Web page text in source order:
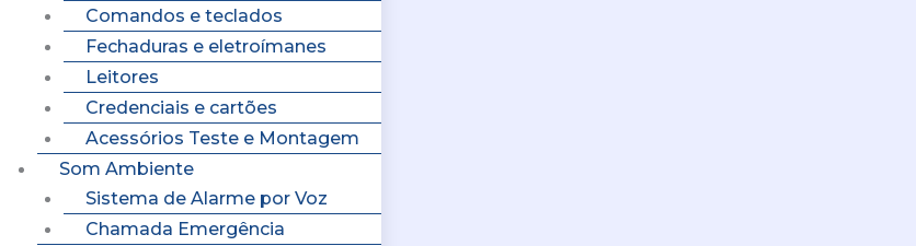
Comandos e teclados
Fechaduras e eletroímanes
Leitores
Credenciais e cartões
Acessórios Teste e Montagem
Som Ambiente
Sistema de Alarme por Voz
Chamada Emergência